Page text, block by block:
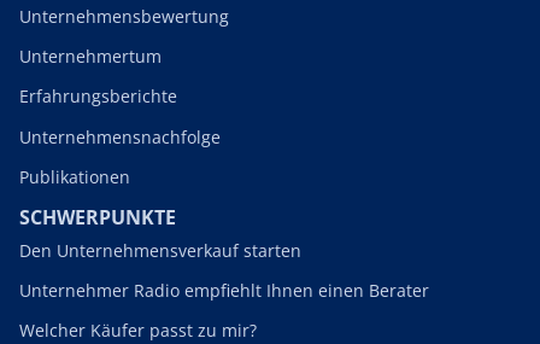
Unternehmensbewertung
Unternehmertum
Erfahrungsberichte
Unternehmensnachfolge
Publikationen
SCHWERPUNKTE
Den Unternehmensverkauf starten
Unternehmer Radio empfiehlt Ihnen einen Berater
Welcher Käufer passt zu mir?